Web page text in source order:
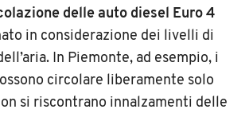
delle auto diesel Euro 4
in considerazione dei livelli di
In Piemonte, ad esempio, i
circolare liberamente solo
si riscontrano innalzamenti delle